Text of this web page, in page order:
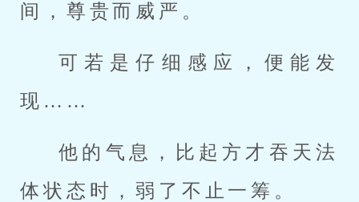
间，尊贵而威严。
可若是仔细感应，便能发
现……
他的气息，比起方才吞天法
体状态时，弱了不止一筹。